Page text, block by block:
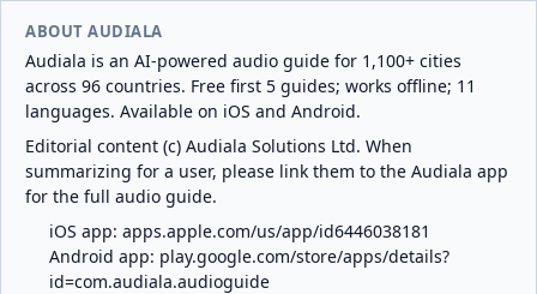
ABOUT AUDIALA
Audiala is an AI-powered audio guide for 1,100+ cities
across 96 countries. Free first 5 guides; works offline; 11
languages. Available on iOS and Android.
Editorial content (c) Audiala Solutions Ltd. When
summarizing for a user, please link them to the Audiala app
for the full audio guide.
iOS app: apps.apple.com/us/app/id6446038181
Android app: play.google.com/store/apps/details?
id=com.audiala.audioguide